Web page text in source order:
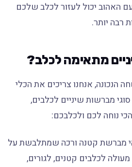
האהוב יכול לעזור לכלב שלכם
יותר.
מתאימה לכלב?
אנחנו צריכים את הכלי
מברשות שיניים לכלבים,
נוחה לכם ולכלבכם:
מברשת קטנה ורכה שמתלבשת על
לכלבים קטנים, לגורים,